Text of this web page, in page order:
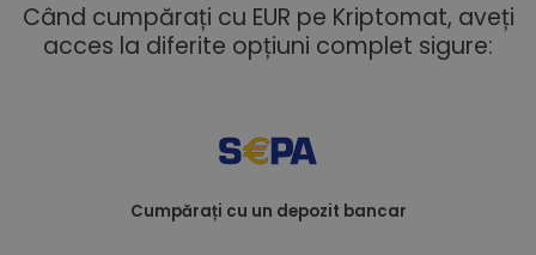
Când cumpărați cu EUR pe Kriptomat, aveți
acces la diferite opțiuni complet sigure:
Cumpărați cu un depozit bancar